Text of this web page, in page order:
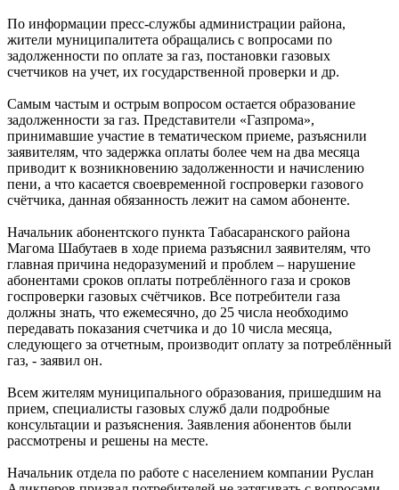
По информации пресс-службы администрации района,
жители муниципалитета обращались с вопросами по
задолженности по оплате за газ, постановки газовых
счетчиков на учет, их государственной проверки и др.
Самым частым и острым вопросом остается образование
задолженности за газ. Представители «Газпрома»,
принимавшие участие в тематическом приеме, разъяснили
заявителям, что задержка оплаты более чем на два месяца
приводит к возникновению задолженности и начислению
пени, а что касается своевременной госпроверки газового
счётчика, данная обязанность лежит на самом абоненте.
Начальник абонентского пункта Табасаранского района
Магома Шабутаев в ходе приема разъяснил заявителям, что
главная причина недоразумений и проблем – нарушение
абонентами сроков оплаты потреблённого газа и сроков
госпроверки газовых счётчиков. Все потребители газа
должны знать, что ежемесячно, до 25 числа необходимо
передавать показания счетчика и до 10 числа месяца,
следующего за отчетным, производит оплату за потреблённый
газ, - заявил он.
Всем жителям муниципального образования, пришедшим на
прием, специалисты газовых служб дали подробные
консультации и разъяснения. Заявления абонентов были
рассмотрены и решены на месте.
Начальник отдела по работе с населением компании Руслан